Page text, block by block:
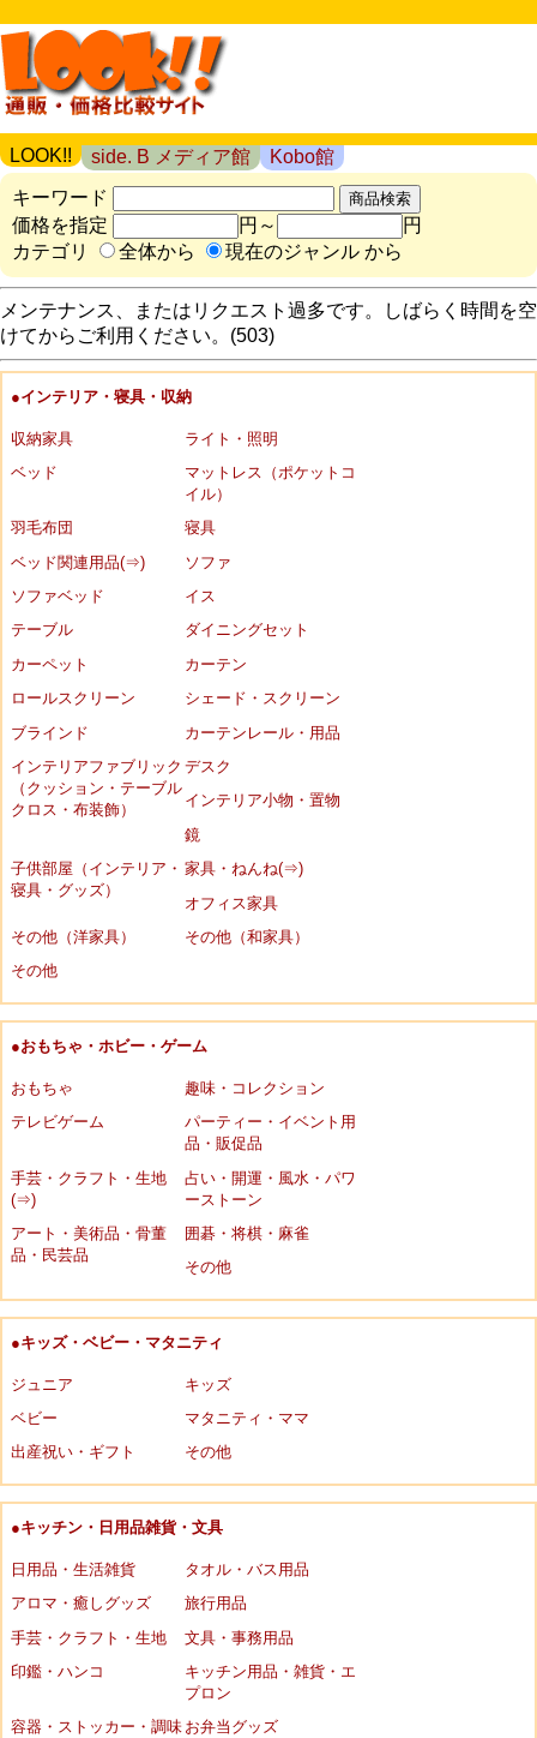
LOOK!! side. B メディア館
Kobo館
キーワード
価格を指定
円～
円
カテゴリ
全体から 現在のジャンル から
メンテナンス、またはリクエスト過多です。しばらく時間を空
けてからご利用ください。(503)
●インテリア・寝具・収納
収納家具
ライト・照明
ベッド
マットレス（ポケットコ
イル）
羽毛布団
寝具
ベッド関連用品(⇒)
ソファ
ソファベッド
イス
テーブル
ダイニングセット
カーペット
カーテン
ロールスクリーン
シェード・スクリーン
ブラインド
カーテンレール・用品
インテリアファブリック
（クッション・テーブル
クロス・布装飾）
デスク
インテリア小物・置物
鏡
子供部屋（インテリア・
寝具・グッズ）
家具・ねんね(⇒)
オフィス家具
その他（洋家具）
その他（和家具）
その他
●おもちゃ・ホビー・ゲーム
おもちゃ
趣味・コレクション
テレビゲーム
パーティー・イベント用
品・販促品
手芸・クラフト・生地
(⇒)
占い・開運・風水・パワ
ーストーン
アート・美術品・骨董
品・民芸品
囲碁・将棋・麻雀
その他
●キッズ・ベビー・マタニティ
ジュニア
キッズ
ベビー
マタニティ・ママ
出産祝い・ギフト
その他
●キッチン・日用品雑貨・文具
日用品・生活雑貨
タオル・バス用品
アロマ・癒しグッズ
旅行用品
手芸・クラフト・生地
文具・事務用品
印鑑・ハンコ
キッチン用品・雑貨・エ
プロン
容器・ストッカー・調味 お弁当グッズ